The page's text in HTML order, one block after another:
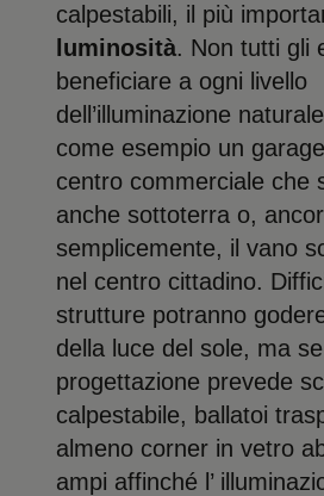
calpestabili, il più
luminosità. Non tutti gli
beneficiare a ogni livello
dell’illuminazione
come esempio un
centro commerciale che
anche sottoterra o,
semplicemente, il vano
nel centro cittadino.
strutture potranno
della luce del sole, ma
progettazione prevede
calpestabile, ballatoi
almeno corner in vetro
ampi affinché l’